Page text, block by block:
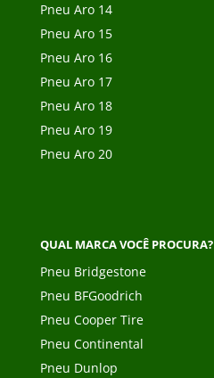
Pneu Aro 14
Pneu Aro 15
Pneu Aro 16
Pneu Aro 17
Pneu Aro 18
Pneu Aro 19
Pneu Aro 20
QUAL MARCA VOCÊ PROCURA?
Pneu Bridgestone
Pneu BFGoodrich
Pneu Cooper Tire
Pneu Continental
Pneu Dunlop